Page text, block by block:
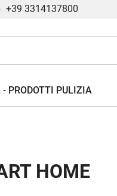
+39 3314137800
- PRODOTTI PULIZIA
HOME